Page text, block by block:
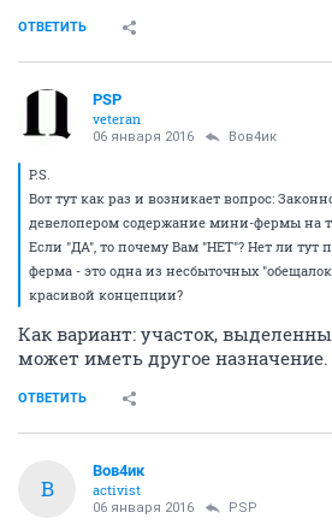
ОТВЕТИТЬ
PSP
veteran
06 января 2016 Вов4ик
P.S.
Вот тут как раз и возникает вопрос:
девелопером содержание мини-фермы на
Если "ДА", то почему Вам "НЕТ"? Нет ли
ферма - это одна из несбыточных
красивой концепции?
Как вариант: участок,
может иметь другое назначение.
ОТВЕТИТЬ
В
Вов4ик
activist
06 января 2016 PSP